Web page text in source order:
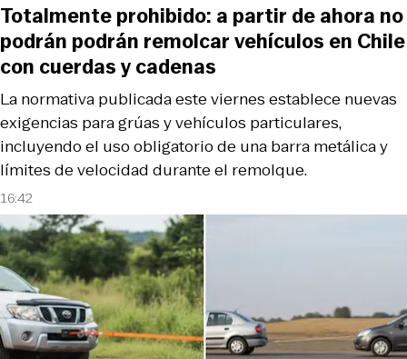
16:42
La normativa publicada este viernes establece nuevas
exigencias para grúas y vehículos particulares,
incluyendo el uso obligatorio de una barra metálica y
límites de velocidad durante el remolque.
Totalmente prohibido: a partir de ahora no
podrán podrán remolcar vehículos en Chile
con cuerdas y cadenas